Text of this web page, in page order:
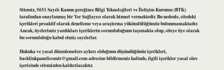
Sitemiz, 5651 Sayılı Kanun gereğince Bilgi Teknolojileri ve İletişim Kurumu (BTK)
tarafından onaylanmış bir Yer Sağlayıcı olarak hizmet vermektedir. Bu nedenle, sitedeki
içerikleri proaktif olarak denetleme veya araştırma yükümlülüğümüz bulunmamaktadır.
Ancak, üyelerimiz yazdıkları içeriklerin sorumluluğunu taşımakta olup, siteye üye olarak
bu sorumluluğu kabul etmiş sayılırlar.
Hukuka ve yasal düzenlemelere aykırı olduğunu düşündüğünüz içerikleri,
backlinkpanelicomtr@gmail.comadresine bildirmeniz halinde, ilgili içerikler yasal süre
içerisinde sitemizden kaldırılacaktır.